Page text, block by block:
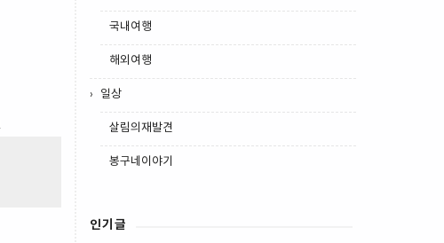
국내여행
해외여행
일상
살림의재발견
봉구네이야기
인기글